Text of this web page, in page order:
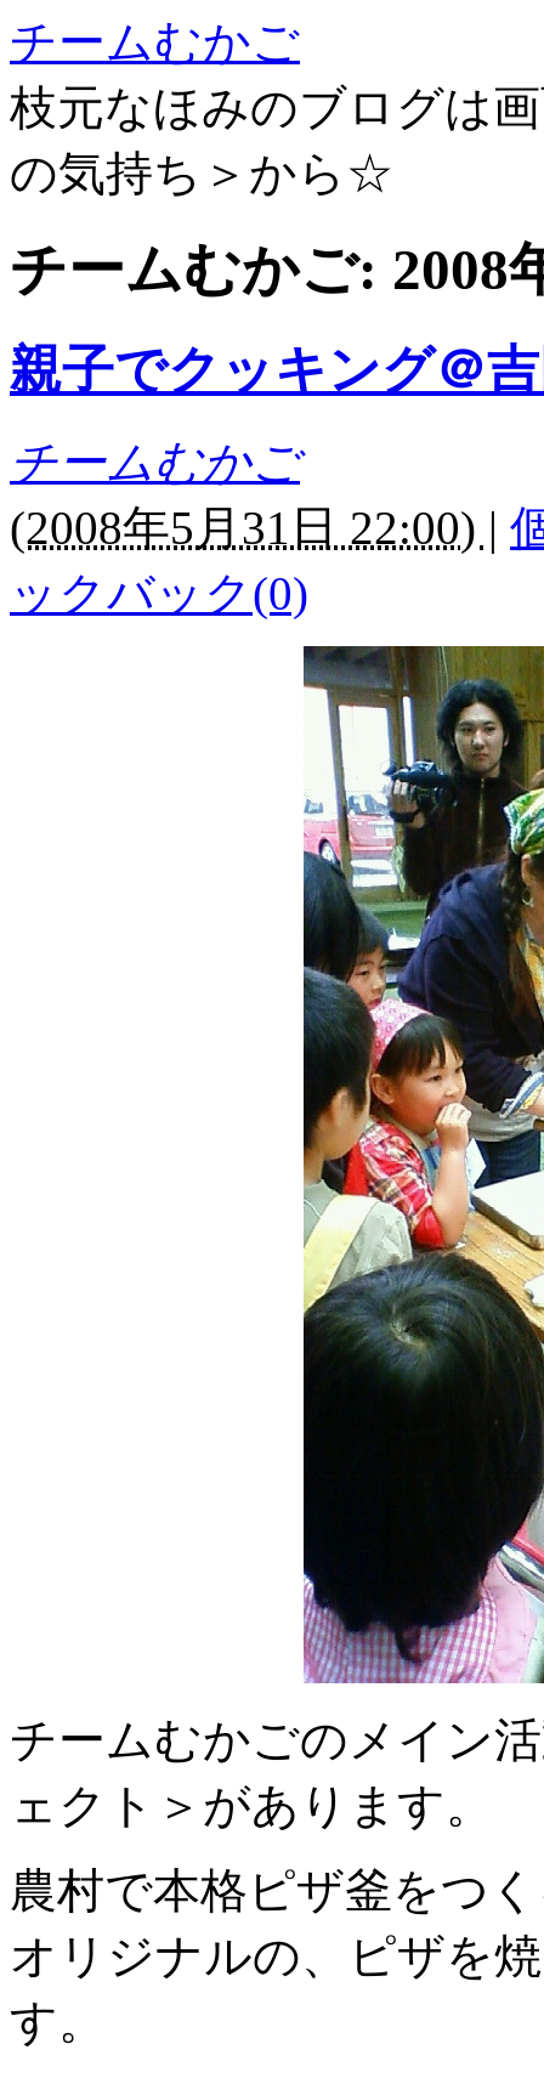
チームむかご
枝元なほみのブログは
の気持ち＞から☆
チームむかご: 2008
親子でクッキング＠
チームむかご
(2008年5月31日 22:00) |
ックバック(0)
チームむかごのメイン
ェクト＞があります。
農村で本格ピザ釜をつ
オリジナルの、ピザを
す。